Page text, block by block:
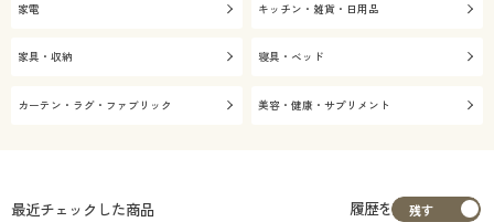
家電 キッチン・雑貨・日用品
家具・収納 寝具・ベッド
カーテン・ラグ・ファブリック 美容・健康・サプリメント
最近チェックした商品
履歴を